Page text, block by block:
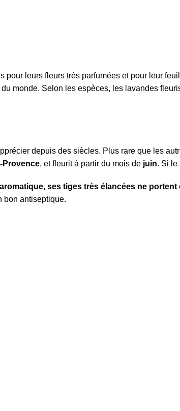
pour leurs fleurs très parfumées et pour leur
monde. Selon les espèces, les lavandes
depuis des siècles. Plus rare que les
Provence, et fleurit à partir du mois de juin. Si le
ses tiges très élancées ne
bon antiseptique.